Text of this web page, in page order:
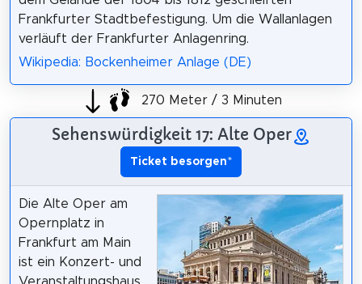
Frankfurter Stadtbefestigung. Um die Wallanlagen
verläuft der Frankfurter Anlagenring.
Wikipedia: Bockenheimer Anlage (DE)
270 Meter / 3 Minuten
Sehenswürdigkeit 17: Alte Oper
Ticket besorgen*
Die Alte Oper am
Opernplatz in
Frankfurt am Main
ist ein Konzert- und
Veranstaltungshaus.